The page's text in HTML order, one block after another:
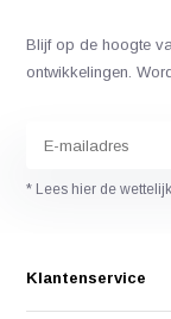
Blijf op de hoogte
ontwikkelingen.
* Lees hier de
Klantenservice